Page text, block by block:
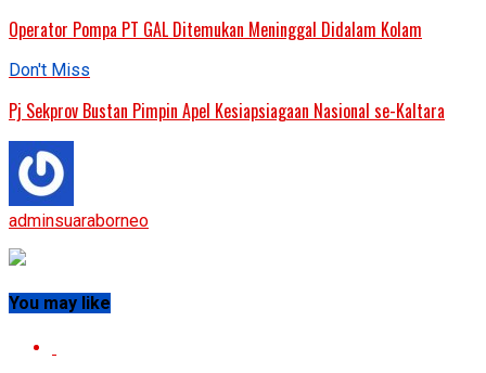
Operator Pompa PT GAL Ditemukan Meninggal Didalam Kolam
Don't Miss
Pj Sekprov Bustan Pimpin Apel Kesiapsiagaan Nasional se-Kaltara
adminsuaraborneo
You may like